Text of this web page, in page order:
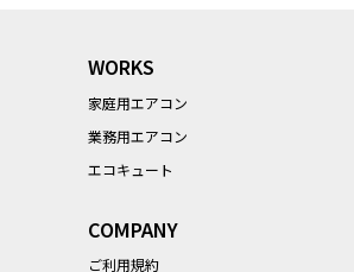
WORKS
家庭用エアコン
業務用エアコン
エコキュート
COMPANY
ご利用規約